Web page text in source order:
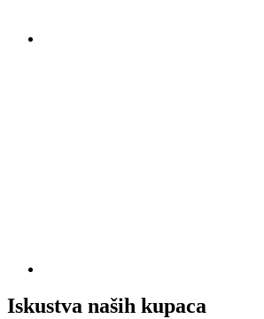
Iskustva naših kupaca